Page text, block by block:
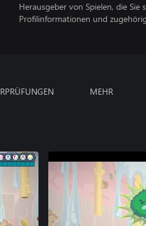
Herausgeber von Spielen, die
Profilinformationen und
MEHR